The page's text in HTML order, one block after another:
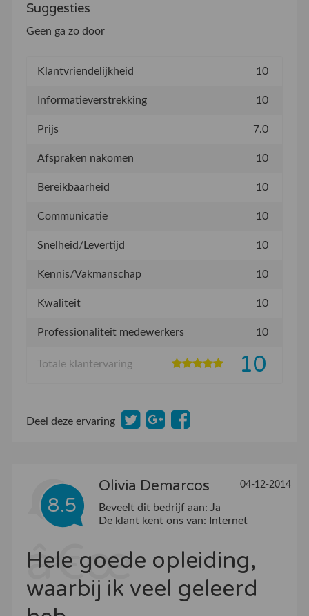
Suggesties
Geen ga zo door
Klantvriendelijkheid 10
Informatieverstrekking 10
Prijs 7.0
Afspraken nakomen 10
Bereikbaarheid 10
Communicatie 10
Snelheid/Levertijd 10
Kennis/Vakmanschap 10
Kwaliteit 10
Professionaliteit medewerkers 10
Totale klantervaring 10
Deel deze ervaring
8.5
Olivia Demarcos 04-12-2014
Beveelt dit bedrijf aan: Ja
De klant kent ons van:
Internet
Hele goede opleiding,
waarbij ik veel geleerd